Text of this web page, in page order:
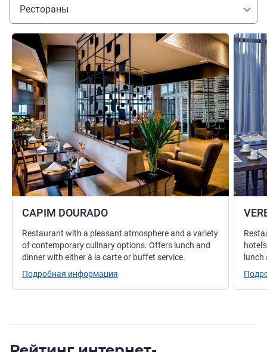
Рестораны
CAPIM DOURADO
Подробная информация
Restaurant with a pleasant atmosphere and a variety
of contemporary culinary options. Offers lunch and
dinner with either à la carte or buffet service.
Подробная информация